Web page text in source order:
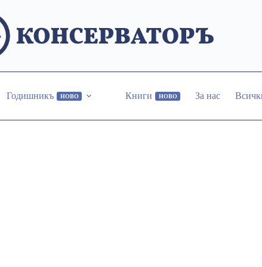
Годишникъ НОВО Книги НОВО За нас